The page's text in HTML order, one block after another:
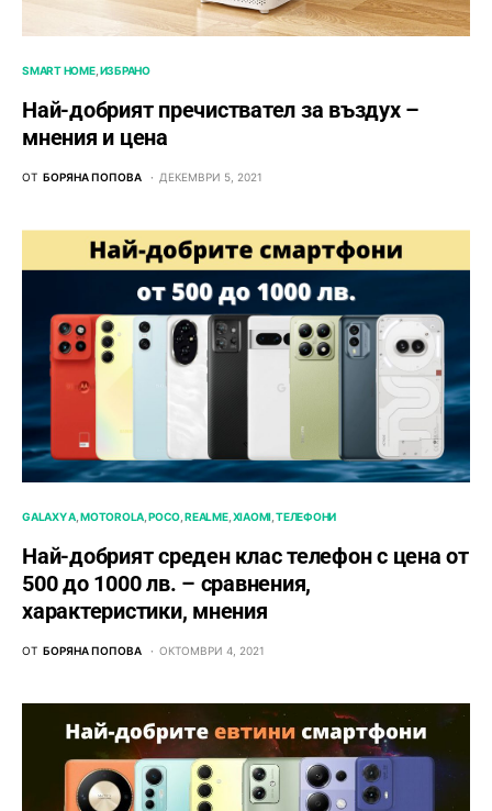
SMART HOME ИЗБРАНО
Най-добрият пречиствател за въздух –
мнения и цена
ОТ БОРЯНА ПОПОВА ДЕКЕМВРИ 5, 2021
GALAXY A MOTOROLA POCO REALME XIAOMI ТЕЛЕФОНИ
Най-добрият среден клас телефон с цена от
500 до 1000 лв. – сравнения,
характеристики, мнения
ОТ БОРЯНА ПОПОВА ОКТОМВРИ 4, 2021